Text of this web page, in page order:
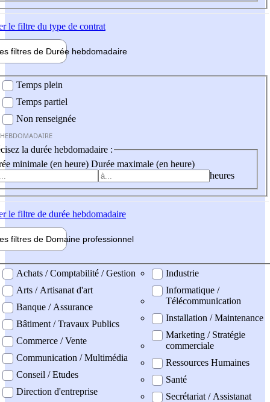
le filtre du type de contrat
filtres de Durée hebdomadaire
Temps plein
Temps partiel
Non renseignée
la durée hebdomadaire :
minimale (en heure) Durée maximale (en heure)
heures
le filtre de durée hebdomadaire
filtres de Domaine professionnel
professionel
Achats / Comptabilité / Gestion
Arts / Artisanat d'art
Banque / Assurance
Bâtiment / Travaux Publics
Commerce / Vente
Communication / Multimédia
Conseil / Etudes
Direction d'entreprise
Industrie
Informatique /
Télécommunication
Installation / Maintenance
Marketing / Stratégie
commerciale
Ressources Humaines
Santé
Secrétariat / Assistanat